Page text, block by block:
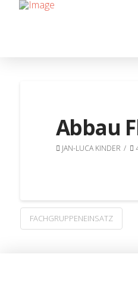
Abbau
JAN-LUCA KINDER
FACHGRUPPENEINSATZ